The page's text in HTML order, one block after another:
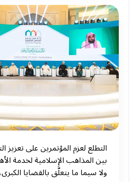
‏التطلع لعزم المؤتمرين على تعزيز
بين المذاهب الإسلامية لخدمة
ولا سيما ما يتعلَّق بالقضايا